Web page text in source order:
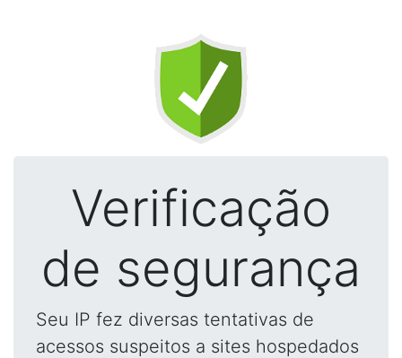
Verificação
de segurança
Seu IP fez diversas tentativas de
acessos suspeitos a sites hospedados